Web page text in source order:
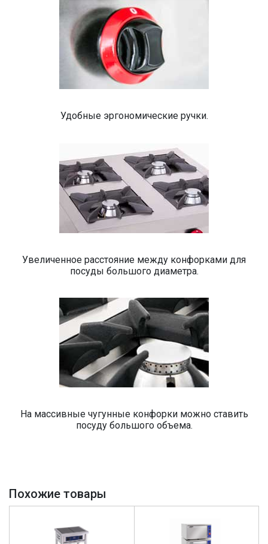
Удобные эргономические ручки.
Увеличенное расстояние между конфорками для
посуды большого диаметра.
На массивные чугунные конфорки можно ставить
посуду большого объема.
Похожие товары